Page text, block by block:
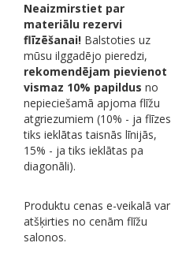
Neaizmirstiet par
materiālu rezervi
flīzēšanai! Balstoties uz
mūsu ilggadējo pieredzi,
rekomendējam pievienot
vismaz 10% papildus no
nepieciešamā apjoma flīžu
atgriezumiem (10% - ja flīzes
tiks ieklātas taisnās līnijās,
15% - ja tiks ieklātas pa
diagonāli).
Produktu cenas e-veikalā var
atšķirties no cenām flīžu
salonos.